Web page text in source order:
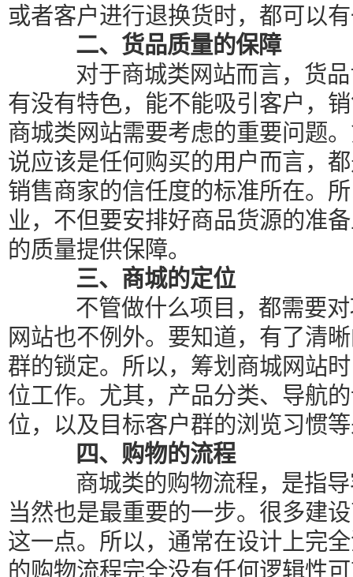
或者客户进行退换货时，都可以
二、货品质量的保障
对于商城类网站而言，货品
有没有特色，能不能吸引客户，
商城类网站需要考虑的重要问题
说应该是任何购买的用户而言，
销售商家的信任度的标准所在。
业，不但要安排好商品货源的准
的质量提供保障。
三、商城的定位
不管做什么项目，都需要对
网站也不例外。要知道，有了清
群的锁定。所以，筹划商城网站
位工作。尤其，产品分类、导航
位，以及目标客户群的浏览习惯
四、购物的流程
商城类的购物流程，是指导
当然也是最重要的一步。很多建
这一点。所以，通常在设计上完
的购物流程完全没有任何逻辑性